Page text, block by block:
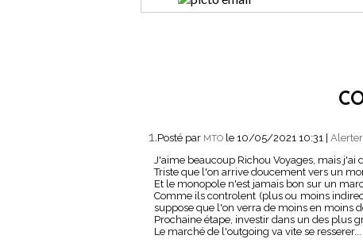
1.Posté par MTO le 10/05/2021 10:31 Alerter
J'aime beaucoup Richou Voyages, mais j'ai
Triste que l'on arrive doucement vers un
Et le monopole n'est jamais bon sur un
Comme ils controlent (plus ou moins
suppose que l'on verra de moins en moins
Prochaine étape, investir dans un des plus
Le marché de l'outgoing va vite se resserer...